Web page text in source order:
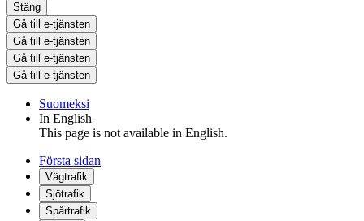
Stäng
Gå till e-tjänsten
Gå till e-tjänsten
Gå till e-tjänsten
Gå till e-tjänsten
Suomeksi
In English
This page is not available in English.
Första sidan
Vägtrafik
Sjötrafik
Spårtrafik